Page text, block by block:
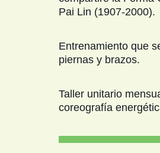
Pai Lin (1907-2000).
Entrenamiento que
piernas y brazos.
Taller unitario
coreografía